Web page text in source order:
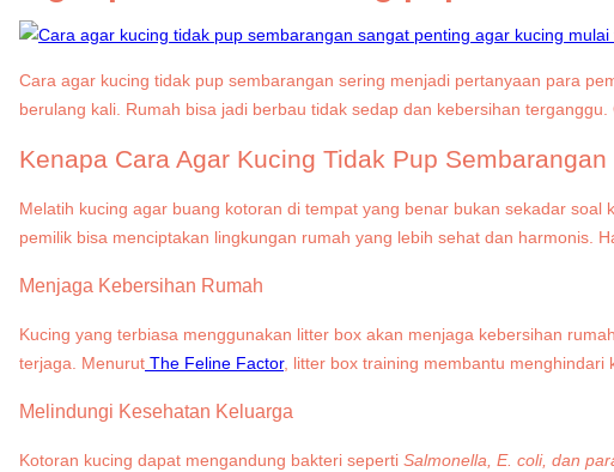
Cara agar kucing tidak pup sembarangan sering menjadi pertanyaan para
berulang kali. Rumah bisa jadi berbau tidak sedap dan kebersihan
Kenapa Cara Agar Kucing Tidak Pup Sembarangan
Melatih kucing agar buang kotoran di tempat yang benar bukan sekadar
pemilik bisa menciptakan lingkungan rumah yang lebih sehat dan harmonis.
Menjaga Kebersihan Rumah
Kucing yang terbiasa menggunakan litter box akan menjaga kebersihan
terjaga. Menurut The Feline Factor, litter box training membantu menghindari
Melindungi Kesehatan Keluarga
Kotoran kucing dapat mengandung bakteri seperti Salmonella, E. coli, dan